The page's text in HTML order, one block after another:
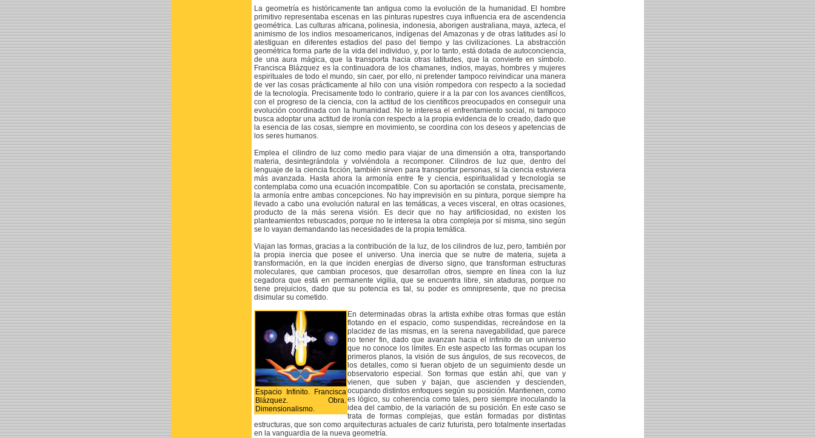
La geometría es históricamente tan antigua como la evolución de la humanidad. El hombre
primitivo representaba escenas en las pinturas rupestres cuya influencia era de ascendencia
geométrica. Las culturas africana, polinesia, indonesia, aborigen australiana, maya, azteca, el
animismo de los indios mesoamericanos, indígenas del Amazonas y de otras latitudes así lo
atestiguan en diferentes estadios del paso del tiempo y las civilizaciones. La abstracción
geométrica forma parte de la vida del individuo, y, por lo tanto, está dotada de autoconciencia,
de una aura mágica, que la transporta hacia otras latitudes, que la convierte en símbolo.
Francisca Blázquez es la continuadora de los chamanes, indios, mayas, hombres y mujeres
espirituales de todo el mundo, sin caer, por ello, ni pretender tampoco reivindicar una manera
de ver las cosas prácticamente al hilo con una visión rompedora con respecto a la sociedad
de la tecnología. Precisamente todo lo contrario, quiere ir a la par con los avances científicos,
con el progreso de la ciencia, con la actitud de los científicos preocupados en conseguir una
evolución coordinada con la humanidad. No le interesa el enfrentamiento social, ni tampoco
busca adoptar una actitud de ironía con respecto a la propia evidencia de lo creado, dado que
la esencia de las cosas, siempre en movimiento, se coordina con los deseos y apetencias de
los seres humanos.
Emplea el cilindro de luz como medio para viajar de una dimensión a otra, transportando
materia, desintegrándola y volviéndola a recomponer. Cilindros de luz que, dentro del
lenguaje de la ciencia ficción, también sirven para transportar personas, si la ciencia estuviera
más avanzada. Hasta ahora la armonía entre fe y ciencia, espiritualidad y tecnología se
contemplaba como una ecuación incompatible. Con su aportación se constata, precisamente,
la armonía entre ambas concepciones. No hay imprevisión en su pintura, porque siempre ha
llevado a cabo una evolución natural en las temáticas, a veces visceral, en otras ocasiones,
producto de la más serena visión. Es decir que no hay artificiosidad, no existen los
planteamientos rebuscados, porque no le interesa la obra compleja por sí misma, sino según
se lo vayan demandando las necesidades de la propia temática.
Viajan las formas, gracias a la contribución de la luz, de los cilindros de luz, pero, también por
la propia inercia que posee el universo. Una inercia que se nutre de materia, sujeta a
transformación, en la que inciden energías de diverso signo, que transforman estructuras
moleculares, que cambian procesos, que desarrollan otros, siempre en línea con la luz
cegadora que está en permanente vigilia, que se encuentra libre, sin ataduras, porque no
tiene prejuicios, dado que su potencia es tal, su poder es omnipresente, que no precisa
disimular su cometido.
Espacio Infinito. Francisca
Blázquez. Obra.
Dimensionalismo.
En determinadas obras la artista exhibe otras formas que están
flotando en el espacio, como suspendidas, recreándose en la
placidez de las mismas, en la serena navegabilidad, que parece
no tener fin, dado que avanzan hacia el infinito de un universo
que no conoce los límites. En este aspecto las formas ocupan los
primeros planos, la visión de sus ángulos, de sus recovecos, de
los detalles, como si fueran objeto de un seguimiento desde un
observatorio especial. Son formas que están ahí, que van y
vienen, que suben y bajan, que ascienden y descienden,
ocupando distintos enfoques según su posición. Mantienen, como
es lógico, su coherencia como tales, pero siempre inoculando la
idea del cambio, de la variación de su posición. En este caso se
trata de formas complejas, que están formadas por distintas
estructuras, que son como arquitecturas actuales de cariz futurista, pero totalmente insertadas
en la vanguardia de la nueva geometría.